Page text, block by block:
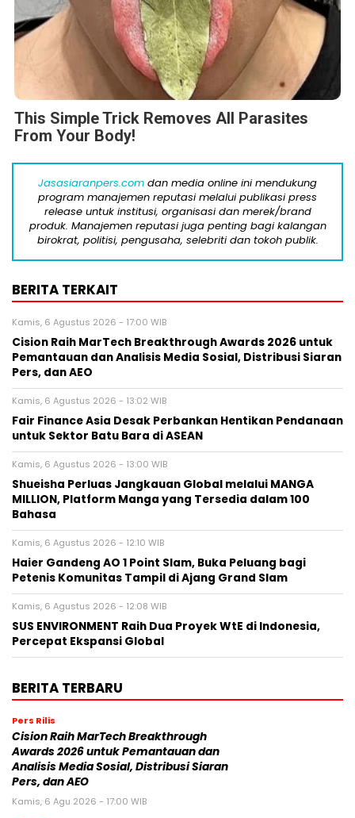
This Simple Trick Removes All Parasites
From Your Body!
Jasasiaranpers.com dan media online ini mendukung
program manajemen reputasi melalui publikasi press
release untuk institusi, organisasi dan merek/brand
produk. Manajemen reputasi juga penting bagi kalangan
birokrat, politisi, pengusaha, selebriti dan tokoh publik.
BERITA TERKAIT
Kamis, 6 Agustus 2026 - 17:00 WIB
Cision Raih MarTech Breakthrough Awards 2026 untuk
Pemantauan dan Analisis Media Sosial, Distribusi Siaran
Pers, dan AEO
Kamis, 6 Agustus 2026 - 13:02 WIB
Fair Finance Asia Desak Perbankan Hentikan Pendanaan
untuk Sektor Batu Bara di ASEAN
Kamis, 6 Agustus 2026 - 13:00 WIB
Shueisha Perluas Jangkauan Global melalui MANGA
MILLION, Platform Manga yang Tersedia dalam 100
Bahasa
Kamis, 6 Agustus 2026 - 12:10 WIB
Haier Gandeng AO 1 Point Slam, Buka Peluang bagi
Petenis Komunitas Tampil di Ajang Grand Slam
Kamis, 6 Agustus 2026 - 12:08 WIB
SUS ENVIRONMENT Raih Dua Proyek WtE di Indonesia,
Percepat Ekspansi Global
BERITA TERBARU
Pers Rilis
Cision Raih MarTech Breakthrough
Awards 2026 untuk Pemantauan dan
Analisis Media Sosial, Distribusi Siaran
Pers, dan AEO
Kamis, 6 Agu 2026 - 17:00 WIB